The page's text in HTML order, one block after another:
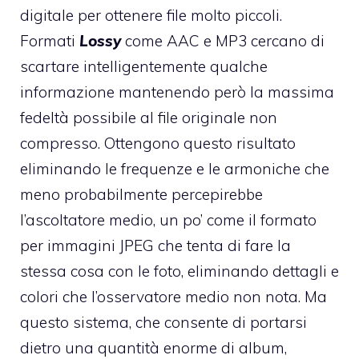
digitale per ottenere file molto piccoli.
Formati Lossycome AAC e MP3 cercano di
scartare intelligentemente qualche
informazione mantenendo però la massima
fedeltà possibile al file originale non
compresso. Ottengono questo risultato
eliminando le frequenze e le armoniche che
meno probabilmente percepirebbe
l’ascoltatore medio, un po’ come il formato
per immagini JPEG che tenta di fare la
stessa cosa con le foto, eliminando dettagli e
colori che l’osservatore medio non nota. Ma
questo sistema, che consente di portarsi
dietro una quantità enorme di album,